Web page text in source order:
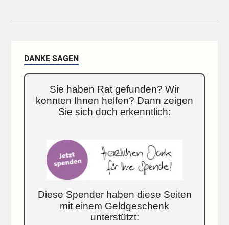
DANKE SAGEN
Sie haben Rat gefunden? Wir
konnten Ihnen helfen? Dann zeigen
Sie sich doch erkenntlich:
Diese Spender haben diese Seiten
mit einem Geldgeschenk
unterstützt: